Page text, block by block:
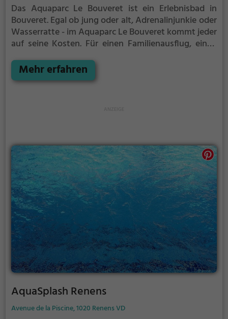
Das Aquaparc Le Bouveret ist ein Erlebnisbad in
Bouveret.Egal ob jung oder alt, Adrenalinjunkie oder
Wasserratte - im Aquaparc Le Bouveret kommt jeder
auf seine Kosten. Für einen Familienausflug, einen
Aquaparc Le Bouveret genau die richtige Adresse.
Mehr erfahren
AquaSplash Renens
Avenue de la Piscine, 1020 Renens VD